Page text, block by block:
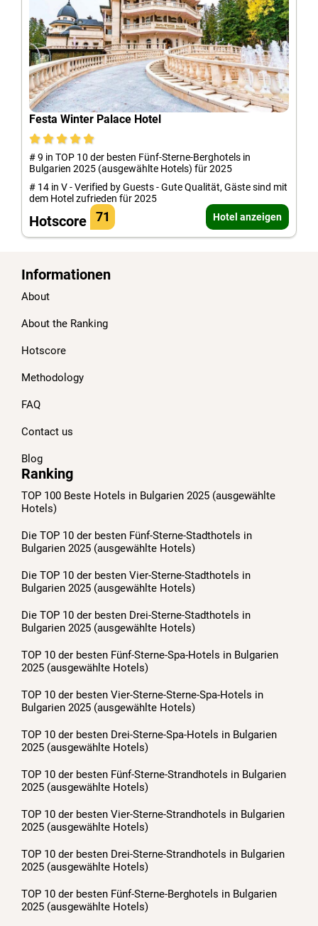
Festa Winter Palace Hotel
# 9 in TOP 10 der besten Fünf-Sterne-Berghotels in
Bulgarien 2025 (ausgewählte Hotels) für 2025
# 14 in V - Verified by Guests - Gute Qualität, Gäste sind mit
dem Hotel zufrieden für 2025
Hotscore 71 Hotel anzeigen
Informationen
About
About the Ranking
Hotscore
Methodology
FAQ
Contact us
Blog
Ranking
TOP 100 Beste Hotels in Bulgarien 2025 (ausgewählte
Hotels)
Die TOP 10 der besten Fünf-Sterne-Stadthotels in
Bulgarien 2025 (ausgewählte Hotels)
Die TOP 10 der besten Vier-Sterne-Stadthotels in
Bulgarien 2025 (ausgewählte Hotels)
Die TOP 10 der besten Drei-Sterne-Stadthotels in
Bulgarien 2025 (ausgewählte Hotels)
TOP 10 der besten Fünf-Sterne-Spa-Hotels in Bulgarien
2025 (ausgewählte Hotels)
TOP 10 der besten Vier-Sterne-Sterne-Spa-Hotels in
Bulgarien 2025 (ausgewählte Hotels)
TOP 10 der besten Drei-Sterne-Spa-Hotels in Bulgarien
2025 (ausgewählte Hotels)
TOP 10 der besten Fünf-Sterne-Strandhotels in Bulgarien
2025 (ausgewählte Hotels)
TOP 10 der besten Vier-Sterne-Strandhotels in Bulgarien
2025 (ausgewählte Hotels)
TOP 10 der besten Drei-Sterne-Strandhotels in Bulgarien
2025 (ausgewählte Hotels)
TOP 10 der besten Fünf-Sterne-Berghotels in Bulgarien
2025 (ausgewählte Hotels)